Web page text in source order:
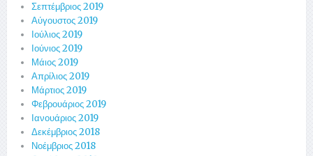
Σεπτέμβριος 2019
Αύγουστος 2019
Ιούλιος 2019
Ιούνιος 2019
Μάιος 2019
Απρίλιος 2019
Μάρτιος 2019
Φεβρουάριος 2019
Ιανουάριος 2019
Δεκέμβριος 2018
Νοέμβριος 2018